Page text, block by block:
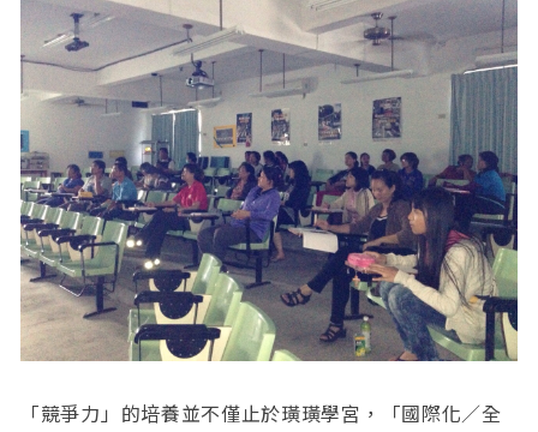
「競爭力」的培養並不僅止於璜璜學宮，「國際化／全